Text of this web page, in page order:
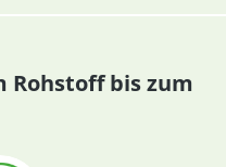
bis zum